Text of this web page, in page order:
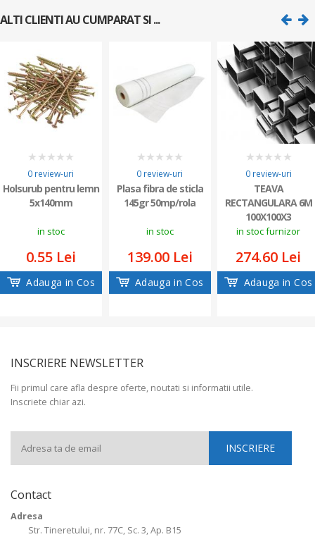
ALTI CLIENTI AU CUMPARAT SI ...
0 review-uri
Holsurub pentru lemn
5x140mm
in stoc
0.55 Lei
Adauga in Cos
0 review-uri
Plasa fibra de sticla
145gr 50mp/rola
in stoc
139.00 Lei
Adauga in Cos
0 review-uri
TEAVA
RECTANGULARA 6M
100X100X3
in stoc furnizor
274.60 Lei
Adauga in Cos
INSCRIERE NEWSLETTER
Fii primul care afla despre oferte, noutati si informatii utile.
Inscriete chiar azi.
Contact
Adresa
Str. Tineretului, nr. 77C, Sc. 3, Ap. B15